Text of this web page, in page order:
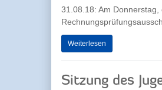
31.08.18: Am
Weiterlesen
Sitzung des